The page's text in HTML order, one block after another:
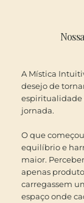
A Mística
desejo de
espiritualidade
jornada.
O que
equilíbrio e
maior.
apenas
carregassem
espaço onde